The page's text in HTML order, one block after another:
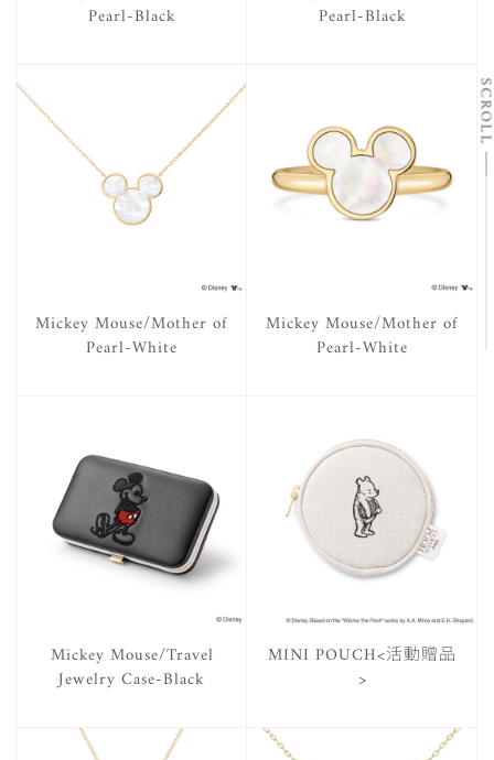
Pearl-Black
Pearl-Black
Mickey Mouse/Mother of
Pearl-White
Mickey Mouse/Mother of
Pearl-White
Mickey Mouse/Travel
Jewelry Case-Black
MINI POUCH<活動贈品
>